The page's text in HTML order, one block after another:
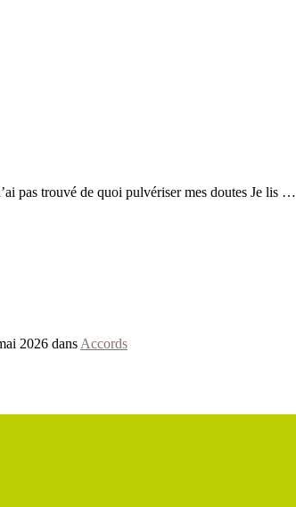
pas trouvé de quoi pulvériser mes doutes Je lis …
2026 dans Accords